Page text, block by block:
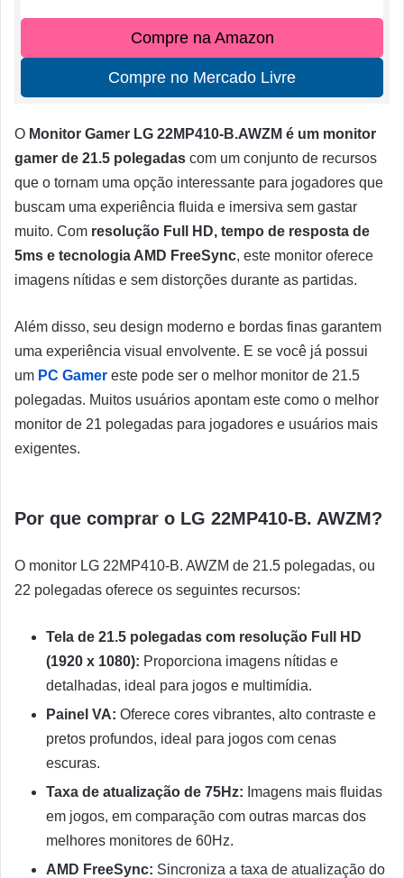
Compre na Amazon
Compre no Mercado Livre
O Monitor Gamer LG 22MP410-B.AWZM é um monitor
gamer de 21.5 polegadas com um conjunto de recursos
que o tornam uma opção interessante para jogadores que
buscam uma experiência fluida e imersiva sem gastar
muito. Com resolução Full HD, tempo de resposta de
5ms e tecnologia AMD FreeSync, este monitor oferece
imagens nítidas e sem distorções durante as partidas.
Além disso, seu design moderno e bordas finas garantem
uma experiência visual envolvente. E se você já possui
um PC Gamer este pode ser o melhor monitor de 21.5
polegadas. Muitos usuários apontam este como o melhor
monitor de 21 polegadas para jogadores e usuários mais
exigentes.
Por que comprar o LG 22MP410-B. AWZM?
O monitor LG 22MP410-B. AWZM de 21.5 polegadas, ou
22 polegadas oferece os seguintes recursos:
Tela de 21.5 polegadas com resolução Full HD
(1920 x 1080): Proporciona imagens nítidas e
detalhadas, ideal para jogos e multimídia.
Painel VA: Oferece cores vibrantes, alto contraste e
pretos profundos, ideal para jogos com cenas
escuras.
Taxa de atualização de 75Hz: Imagens mais fluidas
em jogos, em comparação com outras marcas dos
melhores monitores de 60Hz.
AMD FreeSync: Sincroniza a taxa de atualização do